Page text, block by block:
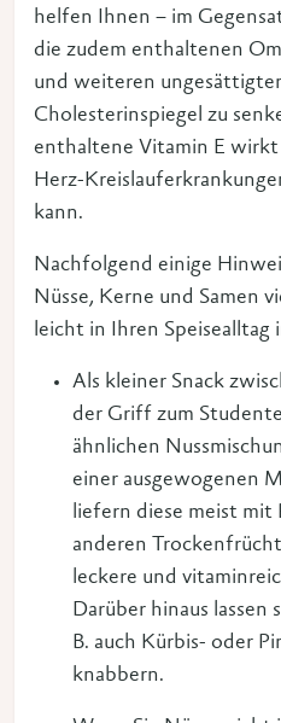
helfen Ihnen – im
die zudem enthaltenen
und weiteren
Cholesterinspiegel zu
enthaltene Vitamin E
Herz-
kann.
Nachfolgend einige
Nüsse, Kerne und Samen
leicht in Ihren Speisealltag
Als kleiner Snack
der Griff zum
ähnlichen
einer ausgewogenen
liefern diese meist mit
anderen
leckere und
Darüber hinaus lassen
B. auch Kürbis- oder
knabbern.